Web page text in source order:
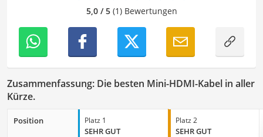
5,0 / 5(1) Bewertungen
Zusammenfassung: Die besten Mini-HDMI-Kabel in aller
Kürze.
Position Platz 1
SEHR GUT
Platz 2
SEHR GUT